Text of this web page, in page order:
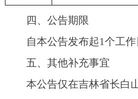
四、 公告期限
自本公告发布起1个工作
五、 其他补充事宜
本公告仅在吉林省长白